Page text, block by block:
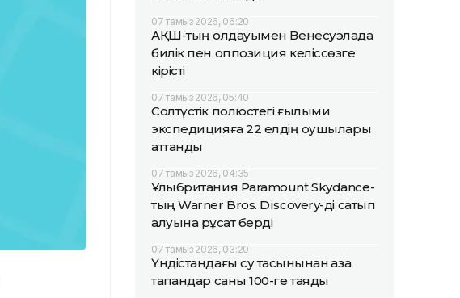
07 тамыз 2026, 06:20
АҚШ-тың қолдауымен Венесуэлада
билік пен оппозиция келіссөзге
кірісті
07 тамыз 2026, 05:40
Солтүстік полюстегі ғылыми
экспедицияға 22 елдің оқушылары
аттанды
07 тамыз 2026, 04:35
Ұлыбритания Paramount Skydance-
тың Warner Bros. Discovery-ді сатып
алуына рұқсат берді
07 тамыз 2026, 03:20
Үндістандағы су тасқынынан қаза
тапқандар саны 100-ге таяды